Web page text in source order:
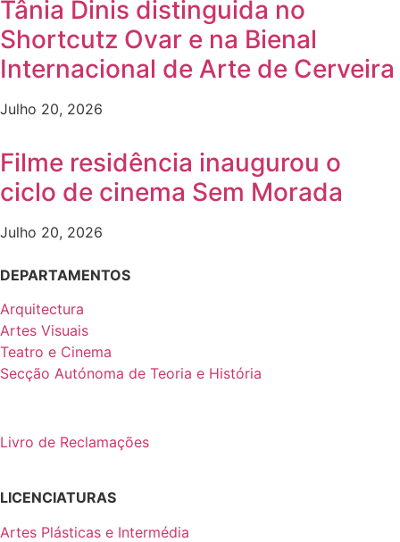
Tânia Dinis distinguida no
Shortcutz Ovar e na Bienal
Internacional de Arte de Cerveira
Julho 20, 2026
Filme residência inaugurou o
ciclo de cinema Sem Morada
Julho 20, 2026
DEPARTAMENTOS
Arquitectura
Artes Visuais
Teatro e Cinema
Secção Autónoma de Teoria e História
Livro de Reclamações
LICENCIATURAS
Artes Plásticas e Intermédia